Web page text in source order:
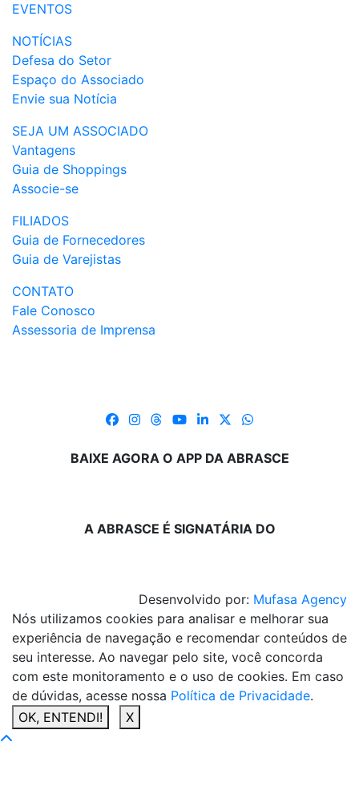
EVENTOS
NOTÍCIAS
Defesa do Setor
Espaço do Associado
Envie sua Notícia
SEJA UM ASSOCIADO
Vantagens
Guia de Shoppings
Associe-se
FILIADOS
Guia de Fornecedores
Guia de Varejistas
CONTATO
Fale Conosco
Assessoria de Imprensa
BAIXE AGORA O APP DA ABRASCE
A ABRASCE É SIGNATÁRIA DO
Desenvolvido por: Mufasa Agency
Nós utilizamos cookies para analisar e melhorar sua
experiência de navegação e recomendar conteúdos de
seu interesse. Ao navegar pelo site, você concorda
com este monitoramento e o uso de cookies. Em caso
de dúvidas, acesse nossa Política de Privacidade.
OK, ENTENDI!
X